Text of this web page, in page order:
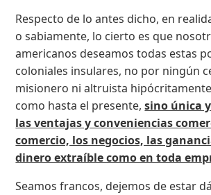
Respecto de lo antes dicho, en
o sabiamente, lo cierto es que
americanos deseamos todas estas
coloniales insulares, no por ningún
misionero ni altruista
como hasta el presente,sino única
las ventajas y conveniencias
comercio, los negocios, las
dinero extraíble como en toda
Seamos francos, dejemos de estar